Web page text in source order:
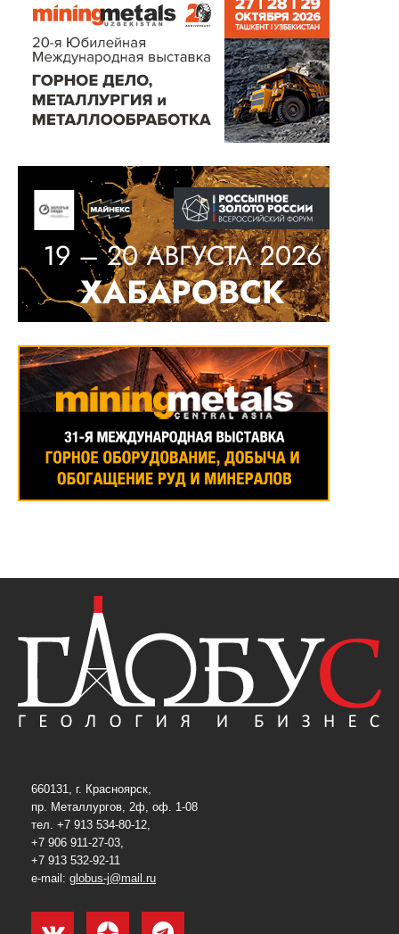
660131, г. Красноярск,
пр. Металлургов, 2ф, оф. 1-08
тел. +7 913 534-80-12,
+7 906 911-27-03,
+7 913 532-92-11
e-mail: globus-j@mail.ru